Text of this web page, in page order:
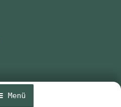
Menü